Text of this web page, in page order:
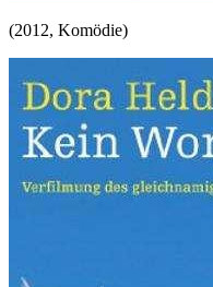
(2012, Komödie)